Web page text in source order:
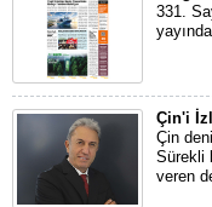
331.
Çin'i
Çin
Sürekli
veren